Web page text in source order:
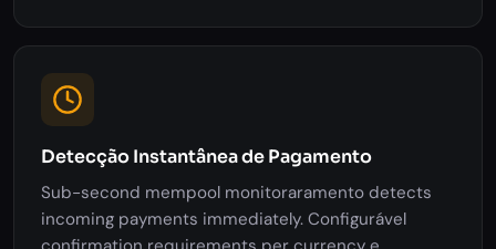
Detecção Instantânea de Pagamento
Sub-second mempool monitoraramento detects
incoming payments immediately. Configurável